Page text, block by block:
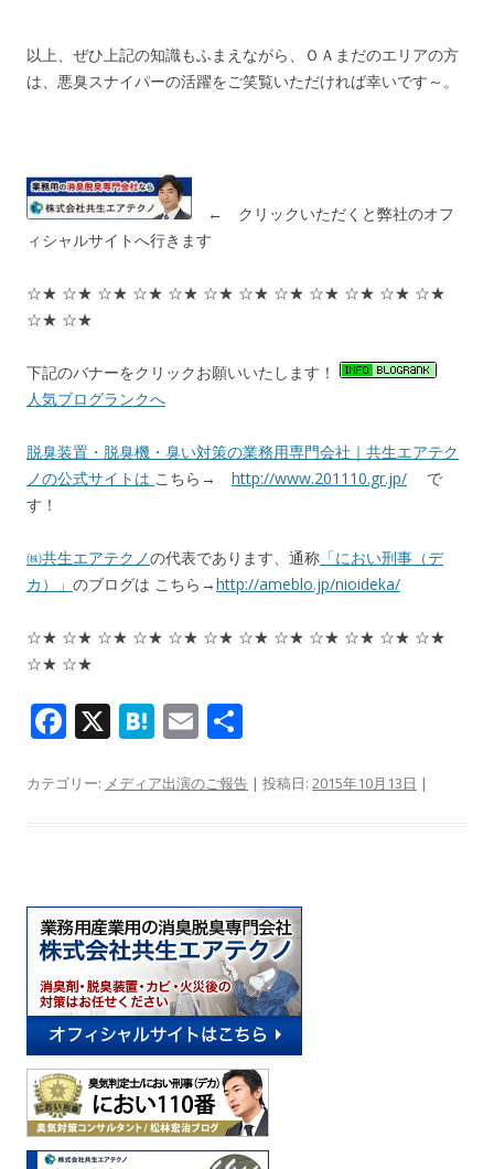
以上、ぜひ上記の知識もふまえながら、ＯＡまだのエリアの方
は、悪臭スナイパーの活躍をご笑覧いただければ幸いです～。
← クリックいただくと弊社のオフ
ィシャルサイトへ行きます
☆★ ☆★ ☆★ ☆★ ☆★ ☆★ ☆★ ☆★ ☆★ ☆★ ☆★ ☆★
☆★ ☆★
下記のバナーをクリックお願いいたします！
人気ブログランクへ
脱臭装置・脱臭機・臭い対策の業務用専門会社｜共生エアテク
ノの公式サイトは こちら→ http://www.201110.gr.jp/ で
す！
㈱共生エアテクノの代表であります、通称 「におい刑事（デ
カ）」 のブログは こちら→http://ameblo.jp/nioideka/
☆★ ☆★ ☆★ ☆★ ☆★ ☆★ ☆★ ☆★ ☆★ ☆★ ☆★ ☆★
☆★ ☆★
F
e
o
k
X H
e
E
ai
カテゴリー: メディア出演のご報告 | 投稿日: 2015年10月13日 |